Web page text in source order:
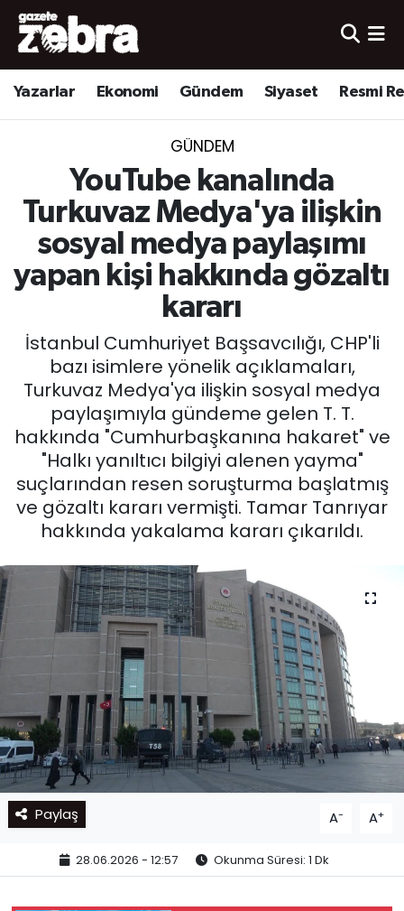
Yazarlar Ekonomi Gündem Siyaset Resmi
GÜNDEM
YouTube kanalında
Turkuvaz Medya'ya ilişkin
sosyal medya paylaşımı
yapan kişi hakkında gözaltı
kararı
İstanbul Cumhuriyet Başsavcılığı, CHP'li
bazı isimlere yönelik açıklamaları,
Turkuvaz Medya'ya ilişkin sosyal medya
paylaşımıyla gündeme gelen T. T.
hakkında "Cumhurbaşkanına hakaret" ve
"Halkı yanıltıcı bilgiyi alenen yayma"
suçlarından resen soruşturma başlatmış
ve gözaltı kararı vermişti. Tamar Tanrıyar
hakkında yakalama kararı çıkarıldı.
Paylaş A- A+
28.06.2026 - 12:57 Okunma Süresi: 1 Dk
Yazarlar
Ekonomi
Yerel
Spor
Nöbetçi Eczaneler
Hava Durumu
Süper Lig Puan Durumu ve Fikstür
Tüm Manşetler
Son Dakika Haberleri
Haber Arşivi